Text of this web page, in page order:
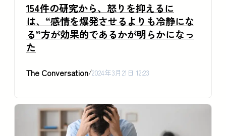
154件の研究から、怒りを抑えるに
は、“感情を爆発させるよりも冷静にな
る”方が効果的であるかが明らかになっ
た
The Conversation/2024年3月21日 12:23